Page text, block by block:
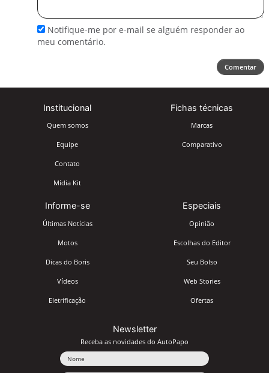
Notifique-me por e-mail se alguém responder ao
meu comentário.
Comentar
Institucional
Quem somos
Equipe
Contato
Mídia Kit
Fichas técnicas
Marcas
Comparativo
Informe-se
Últimas Notícias
Motos
Dicas do Boris
Vídeos
Eletrificação
Especiais
Opinião
Escolhas do Editor
Seu Bolso
Web Stories
Ofertas
Newsletter
Receba as novidades do AutoPapo